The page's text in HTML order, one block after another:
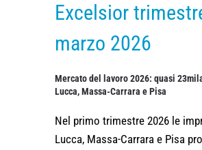
Excelsior
marzo 2026
Mercato del lavoro 2026: quasi
Lucca, Massa-Carrara e Pisa
Nel primo trimestre 2026 le
Lucca, Massa-Carrara e Pisa